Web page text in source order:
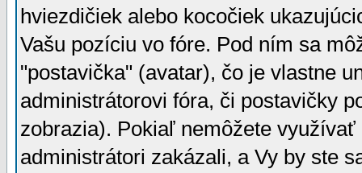
hviezdičiek alebo kocočiek
Vašu pozíciu vo fóre. Pod ním sa
"postavička" (avatar), čo je vlastne
administrátorovi fóra, či postavičky
zobrazia). Pokiaľ nemôžete
administrátori zakázali, a Vy by ste